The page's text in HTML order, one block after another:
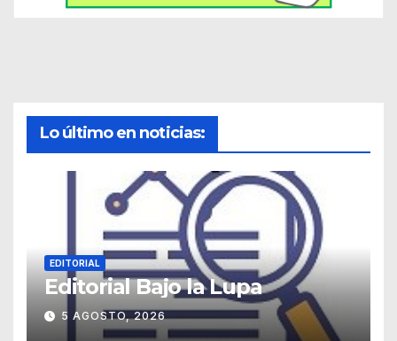
Lo último en noticias:
EDITORIAL
Editorial Bajo la Lupa
5 AGOSTO, 2026